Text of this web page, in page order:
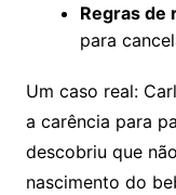
Regras de
para
Um caso real:
a carência para
descobriu que
nascimento do